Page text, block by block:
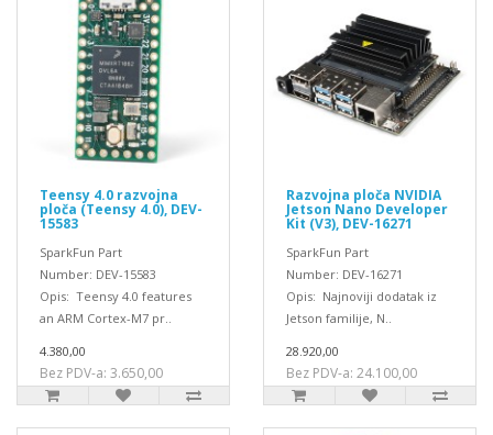
Teensy 4.0 razvojna
ploča (Teensy 4.0), DEV-
15583
SparkFun Part
Number: DEV-15583
Opis: Teensy 4.0 features
an ARM Cortex-M7 pr..
4.380,00
Bez PDV-a: 3.650,00
Razvojna ploča NVIDIA
Jetson Nano Developer
Kit (V3), DEV-16271
SparkFun Part
Number: DEV-16271
Opis: Najnoviji dodatak iz
Jetson familije, N..
28.920,00
Bez PDV-a: 24.100,00